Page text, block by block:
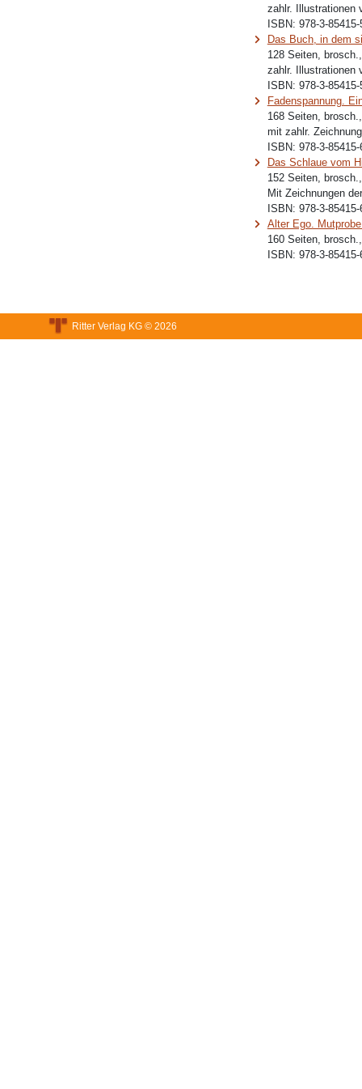
zahlr. Illustrationen
ISBN: 978-3-85415-
Das Buch, in dem
128 Seiten,
zahlr. Illustrationen
ISBN: 978-3-85415-
Fadenspannung.
168 Seiten,
mit zahlr.
ISBN: 978-3-85415-
Das Schlaue vom
152 Seiten,
Mit Zeichnungen
ISBN: 978-3-85415-
Alter Ego.
160 Seiten,
ISBN: 978-3-85415-
Ritter Verlag KG © 2026